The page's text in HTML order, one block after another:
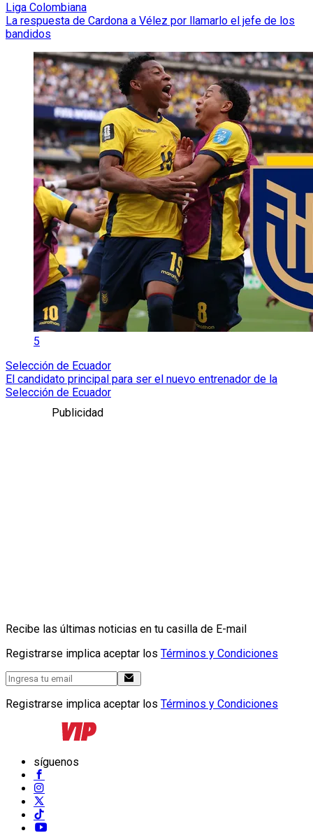
Liga Colombiana
La respuesta de Cardona a Vélez por llamarlo el jefe de los
bandidos
5
Selección de Ecuador
El candidato principal para ser el nuevo entrenador de la
Selección de Ecuador
Publicidad
Recibe las últimas noticias en tu casilla de E-mail
Registrarse implica aceptar los Términos y Condiciones
Registrarse implica aceptar los Términos y Condiciones
síguenos